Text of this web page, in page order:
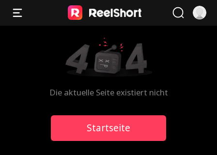
Die aktuelle Seite existiert nicht
Startseite